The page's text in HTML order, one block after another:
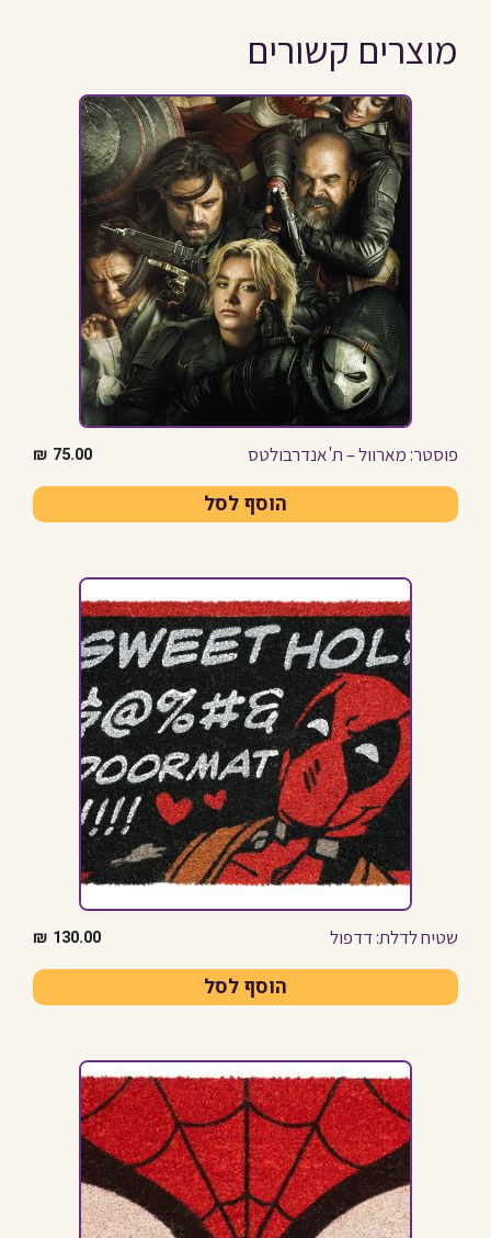
מוצרים קשורים
פוסטר: מארוול – ת'אנדרבולטס 75.00
₪
הוסף לסל
שטיח לדלת: דדפול 130.00
₪
הוסף לסל